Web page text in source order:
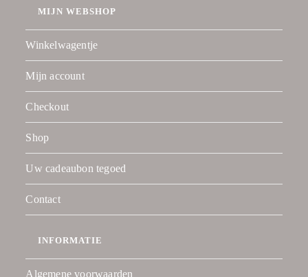
MIJN WEBSHOP
Winkelwagentje
Mijn account
Checkout
Shop
Uw cadeaubon tegoed
Contact
INFORMATIE
Algemene voorwaarden